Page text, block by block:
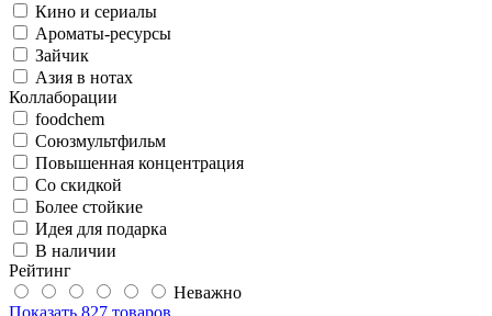
Кино и сериалы
Ароматы-ресурсы
Зайчик
Азия в нотах
Коллаборации
foodchem
Союзмультфильм
Повышенная концентрация
Со скидкой
Более стойкие
Идея для подарка
В наличии
Рейтинг
Неважно
Показать 827 товаров